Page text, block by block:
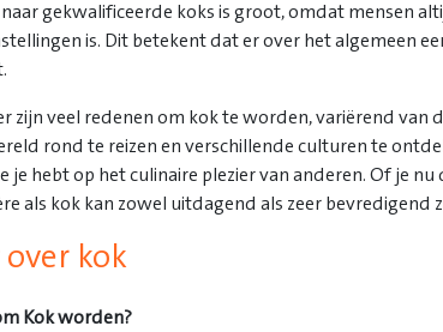
naar gekwalificeerde koks is groot, omdat mensen
is. Dit betekent dat er over het algemeen
zijn veel redenen om kok te worden, variërend
rond te reizen en verschillende culturen te
je hebt op het culinaire plezier van anderen. Of je
als kok kan zowel uitdagend als zeer bevredigend
kok
Kok worden?